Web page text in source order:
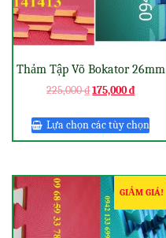
Thảm Tập Võ Bokator 26mm
225,000₫175,000₫
Lựa chọn các tùy chọn
GIẢM GIÁ!